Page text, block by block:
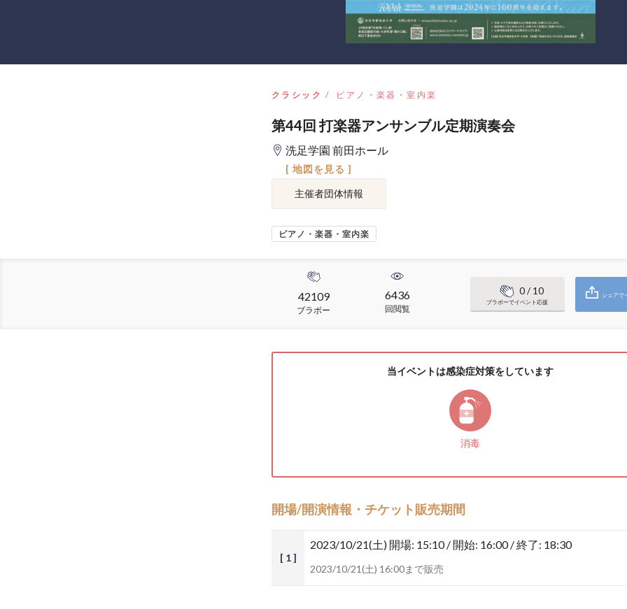
クラシック ピアノ・楽器・室内楽
第44回 打楽器アンサンブル定期演奏会
洗足学園 前田ホール
[ 地図を見る ]
主催者団体情報
ピアノ・楽器・室内楽
42109
ブラボー
6436
回閲覧
0/ 10
ブラボーでイベント応援
シェアで
当イベントは感染症対策をしています
消毒
開場/開演情報・チケット販売期間
[ 1 ]
2023/10/21(土) 開場: 15:10 / 開始: 16:00 / 終了: 18:30
2023/10/21(土) 16:00まで販売